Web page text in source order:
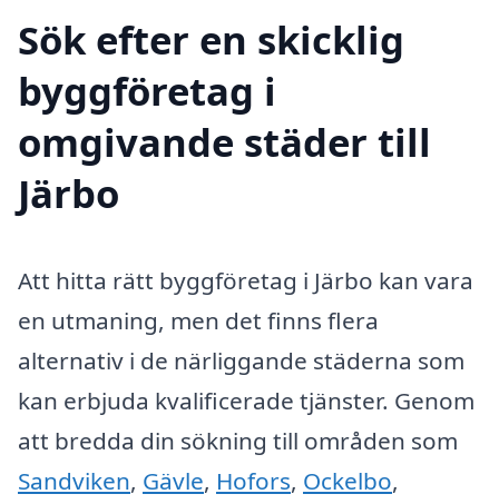
Sök efter en skicklig
byggföretag i
omgivande städer till
Järbo
Att hitta rätt byggföretag i Järbo kan vara
en utmaning, men det finns flera
alternativ i de närliggande städerna som
kan erbjuda kvalificerade tjänster. Genom
att bredda din sökning till områden som
Sandviken, Gävle, Hofors, Ockelbo,